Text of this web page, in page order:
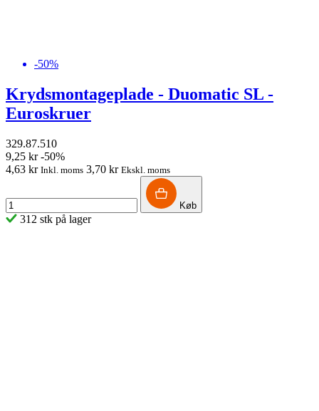
-50%
Krydsmontageplade - Duomatic SL -
Euroskruer
329.87.510
9,25 kr -50%
4,63 kr Inkl. moms 3,70 kr Ekskl. moms
Køb
312 stk på lager